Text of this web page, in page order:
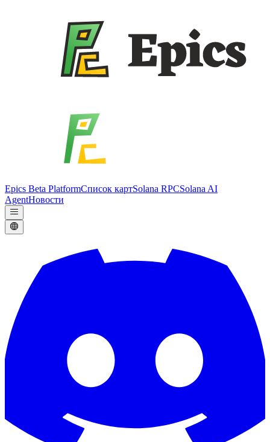
Epics Beta PlatformСписок картSolana RPCSolana AI
AgentНовости